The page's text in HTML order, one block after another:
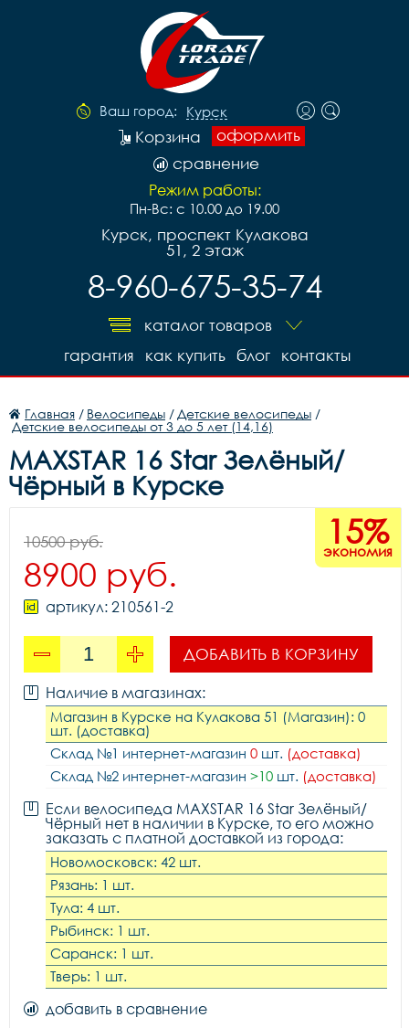
Ваш город: Курск
оформить
Корзина
сравнение
Режим работы:
Пн-Вс: с 10.00 до 19.00
Курск, проспект Кулакова
51, 2 этаж
8-960-675-35-74
каталог товаров
контакты
блог
как купить
гарантия
Главная / Велосипеды / Детские велосипеды /
Детские велосипеды от 3 до 5 лет (14,16)
MAXSTAR 16 Star Зелёный/
Чёрный в Курске
15%
экономия
10500 руб.
8900 руб.
артикул: 210561-2
ДОБАВИТЬ В КОРЗИНУ
Наличие в магазинах:
Магазин в Курске на Кулакова 51 (Магазин): 0
шт. (доставка)
Склад №1 интернет-магазин 0 шт. (доставка)
Склад №2 интернет-магазин >10 шт. (доставка)
Если велосипеда MAXSTAR 16 Star Зелёный/
Чёрный нет в наличии в Курске, то его можно
заказать с платной доставкой из города:
Новомосковск: 42 шт.
Рязань: 1 шт.
Тула: 4 шт.
Рыбинск: 1 шт.
Саранск: 1 шт.
Тверь: 1 шт.
добавить в сравнение